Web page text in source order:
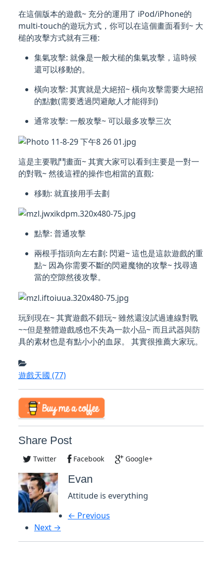
在這個版本的遊戲~ 充分的運用了 iPod/iPhone的
multi-touch的遊玩方式，你可以在這個畫面看到~ 大
槌的攻擊方式就有三種:
集氣攻擊: 就像是一般大槌的集氣攻擊，這時候
還可以移動的。
橫向攻擊: 其實就是大絕招~ 橫向攻擊需要大絕招
的點數(需要透過閃避敵人才能得到)
通常攻擊: 一般攻擊~ 可以最多攻擊三次
這是主要戰鬥畫面~ 其實大家可以看到主要是一對一
的對戰~ 然後這裡的操作也相當的直觀:
移動: 就直接用手去劃
點擊: 普通攻擊
兩根手指頭向左右劃: 閃避~ 這也是這款遊戲的重
點~ 因為你需要不斷的閃避魔物的攻擊~ 找尋適
當的空隙然後攻擊。
玩到現在~ 其實遊戲不錯玩~ 雖然還沒試過連線對戰
~~但是整體遊戲感也不失為一款小品~ 而且武器與防
具的素材也是有點小小的血尿。 其實很推薦大家玩。
遊戲天國 (77)
Share Post
Twitter Facebook Google+
Evan
Attitude is everything
← Previous
Next →